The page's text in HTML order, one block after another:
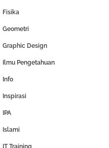
Fisika
Geometri
Graphic Design
Ilmu Pengetahuan
Info
Inspirasi
IPA
Islami
IT Training